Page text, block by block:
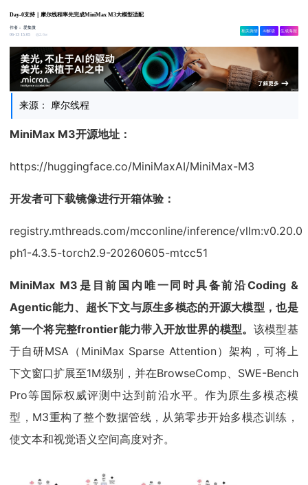
Day-0支持｜摩尔线程率先完成MiniMax M3大模型适配
作者：爱集微
06-13 15:05
2.6w
相关舆情 AI解读 生成海报
来源： 摩尔线程
MiniMax M3开源地址：
https://huggingface.co/MiniMaxAI/MiniMax-M3
开发者可下载镜像进行开箱体验：
registry.mthreads.com/mcconline/inference/vllm:v0.20.0-
ph1-4.3.5-torch2.9-20260605-mtcc51
MiniMax M3是目前国内唯一同时具备前沿Coding &
Agentic能力、超长下文与原生多模态的开源大模型，也是
第一个将完整frontier能力带入开放世界的模型。 该模型基
于自研MSA（MiniMax Sparse Attention）架构，可将上
下文窗口扩展至1M级别，并在BrowseComp、SWE-Bench
Pro等国际权威评测中达到前沿水平。作为原生多模态模
型，M3重构了整个数据管线，从第零步开始多模态训练，
使文本和视觉语义空间高度对齐。